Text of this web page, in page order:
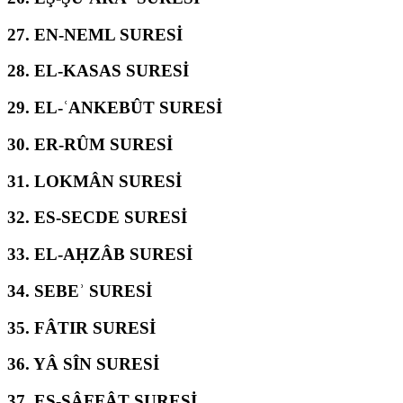
27. EN-NEML SURESİ
28. EL-KASAS SURESİ
29. EL-ʿANKEBÛT SURESİ
30. ER-RÛM SURESİ
31. LOKMÂN SURESİ
32. ES-SECDE SURESİ
33. EL-AḤZÂB SURESİ
34. SEBEʾ SURESİ
35. FÂTIR SURESİ
36. YÂ SÎN SURESİ